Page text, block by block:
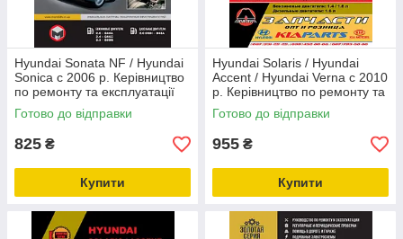
Hyundai Sonata NF / Hyundai
Sonica c 2006 р. Керівництво
по ремонту та експлуатації
Готово до відправки
825 ₴
Купити
Hyundai Solaris / Hyundai
Accent / Hyundai Verna c 2010
р. Керівництво по ремонту та
експлуатації
Готово до відправки
955 ₴
Купити